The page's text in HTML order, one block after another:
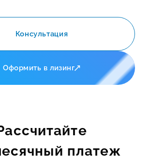
Оформить в лизинг
Консультация
платеж